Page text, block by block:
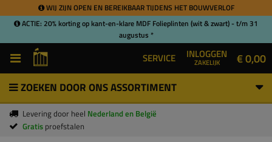
WIJ ZIJN OPEN EN BEREIKBAAR TIJDENS HET BOUWVERLOF
ACTIE: 20% korting op kant-en-klare MDF Folieplinten (wit & zwart) - t/m 31
augustus *
SERVICE INLOGGEN
ZAKELIJK € 0,00
ZOEKEN DOOR ONS ASSORTIMENT
Levering door heel Nederland en België
Gratis proefstalen